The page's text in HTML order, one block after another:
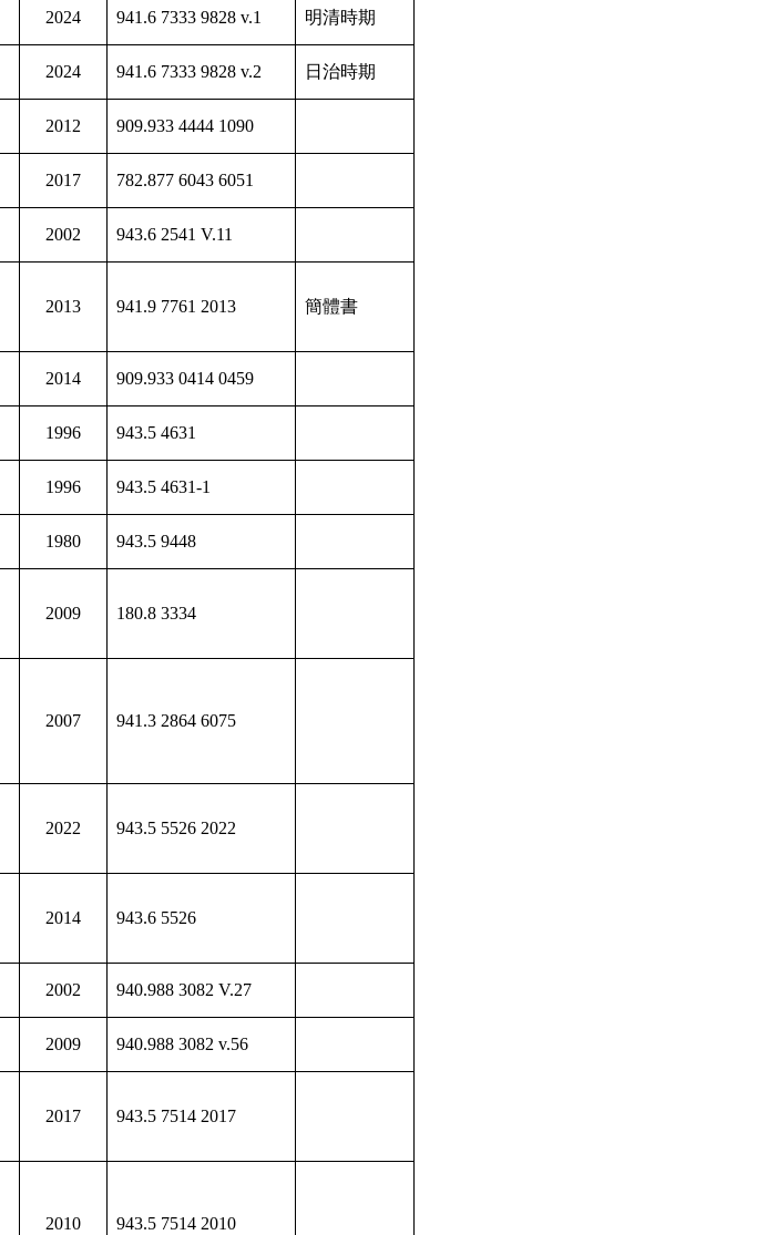
2024 941.6 7333 9828 v.1 明清時期
2024 941.6 7333 9828 v.2 日治時期
2012 909.933 4444 1090
2017 782.877 6043 6051
2002 943.6 2541 V.11
2013 941.9 7761 2013 簡體書
2014 909.933 0414 0459
1996 943.5 4631
1996 943.5 4631-1
1980 943.5 9448
2009 180.8 3334
2007 941.3 2864 6075
2022 943.5 5526 2022
2014 943.6 5526
2002 940.988 3082 V.27
2009 940.988 3082 v.56
2017 943.5 7514 2017
2010 943.5 7514 2010